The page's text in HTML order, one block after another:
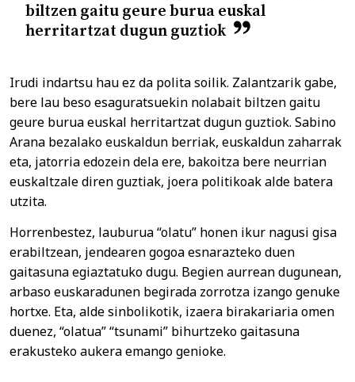
biltzen gaitu geure burua euskal
herritartzat dugun guztiok
Irudi indartsu hau ez da polita soilik. Zalantzarik gabe,
bere lau beso esaguratsuekin nolabait biltzen gaitu
geure burua euskal herritartzat dugun guztiok. Sabino
Arana bezalako euskaldun berriak, euskaldun zaharrak
eta, jatorria edozein dela ere, bakoitza bere neurrian
euskaltzale diren guztiak, joera politikoak alde batera
utzita.
Horrenbestez, lauburua “olatu” honen ikur nagusi gisa
erabiltzean, jendearen gogoa esnarazteko duen
gaitasuna egiaztatuko dugu. Begien aurrean dugunean,
arbaso euskaradunen begirada zorrotza izango genuke
hortxe. Eta, alde sinbolikotik, izaera birakariaria omen
duenez, “olatua” “tsunami” bihurtzeko gaitasuna
erakusteko aukera emango genioke.